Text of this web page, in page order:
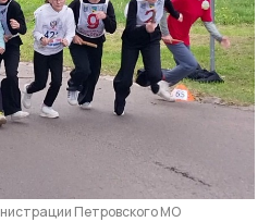
Петровского МО